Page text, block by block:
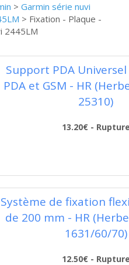
> Garmin série nuvi
> Fixation - Plaque -
2445LM
Support PDA
PDA et GSM - HR
25310)
13.20€ -
Système de fixation
de 200 mm - HR
1631/60/70)
12.50€ -